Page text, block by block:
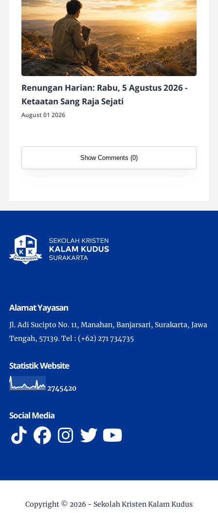
Renungan Harian: Rabu, 5 Agustus 2026 -
Ketaatan Sang Raja Sejati
August 01 2026
Show Comments (0)
Alamat Yayasan
Jl. Adi Sucipto No. 11, Manahan, Banjarsari, Surakarta, Jawa
Tengah, 57139. Tel : (+62) 271 734735
Statistik Website
2745420
Social Media
Copyright © 2026 - Sekolah Kristen Kalam Kudus